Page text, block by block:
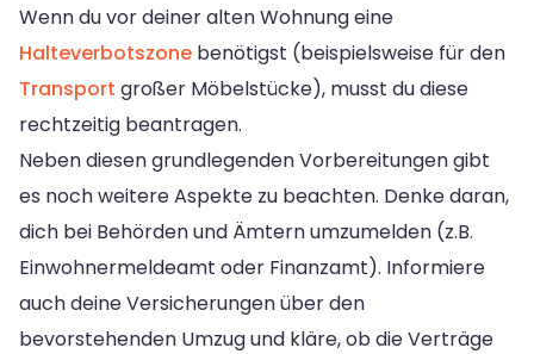
Wenn du vor deiner alten Wohnung eine
Halteverbotszone benötigst (beispielsweise für den
Transport großer Möbelstücke), musst du diese
rechtzeitig beantragen.
Neben diesen grundlegenden Vorbereitungen gibt
es noch weitere Aspekte zu beachten. Denke daran,
dich bei Behörden und Ämtern umzumelden (z.B.
Einwohnermeldeamt oder Finanzamt). Informiere
auch deine Versicherungen über den
bevorstehenden Umzug und kläre, ob die Verträge